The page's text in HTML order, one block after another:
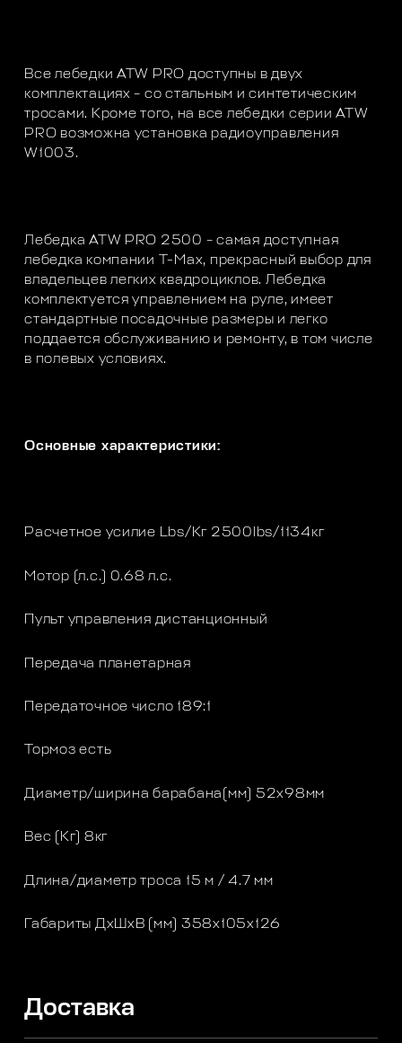
Все лебедки ATW PRO доступны в двух
комплектациях – со стальным и синтетическим
тросами. Кроме того, на все лебедки серии ATW
PRO возможна установка радиоуправления
W1003.
Лебедка ATW PRO 2500 – самая доступная
лебедка компании T-Max, прекрасный выбор для
владельцев легких квадроциклов. Лебедка
комплектуется управлением на руле, имеет
стандартные посадочные размеры и легко
поддается обслуживанию и ремонту, в том числе
в полевых условиях.
Основные характеристики:
Расчетное усилие Lbs/Кг 2500lbs/1134кг
Мотор (л.с.) 0.68 л.с.
Пульт управления дистанционный
Передача планетарная
Передаточное число 189:1
Тормоз есть
Диаметр/ширина барабана(мм) 52х98мм
Вес (Кг) 8кг
Длина/диаметр троса 15 м / 4.7 мм
Габариты ДхШхВ (мм) 358х105х126
Доставка